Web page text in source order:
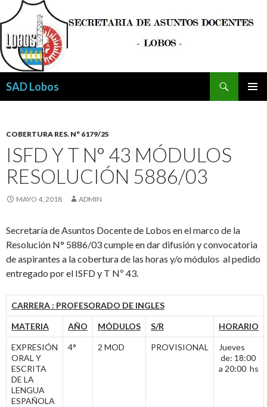
SAD Lobos
COBERTURA RES. N° 6179/25
ISFD Y T N° 43 MÓDULOS
RESOLUCIÓN 5886/03
MAYO 4, 2018 ADMIN
Secretaría de Asuntos Docente de Lobos en el marco de la
Resolución N° 5886/03 cumple en dar difusión y convocatoria
de aspirantes a la cobertura de las horas y/o módulos al pedido
entregado por el ISFD y T Nº 43.
CARRERA : PROFESORADO DE INGLES
MATERIA AÑO MÓDULOS S/R HORARIO
EXPRESIÓN
ORAL Y
ESCRITA
DE LA
LENGUA
ESPAÑOLA
4° 2 MOD PROVISIONAL
Jueves
de: 18:00
a 20:00 hs